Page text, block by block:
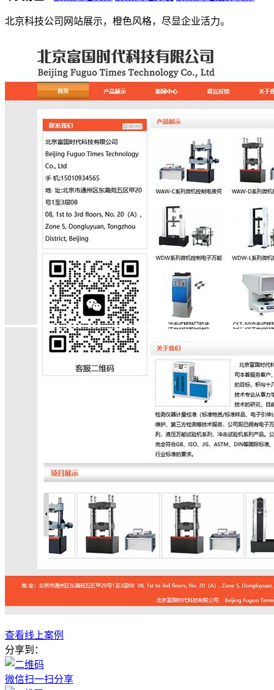
北京科技公司网站展示，橙色风格，尽显企业活力。
查看线上案例
分享到：
微信扫一扫分享